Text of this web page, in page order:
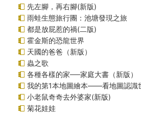
先左腳，再右腳(新版)
雨蛙生態旅行團：池塘發現之旅
都是放屁惹的禍(二版)
霍金斯的恐龍世界
天國的爸爸（新版）
蟲之歌
各種各樣的家──家庭大書（新版）
我的第1本地圖繪本――看地圖認識
小老鼠奇奇去外婆家(新版)
菊花娃娃